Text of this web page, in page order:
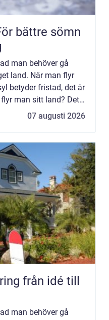
bättre sömn
man behöver gå
land. När man flyr
betyder fristad, det är
man sitt land? Det
Som krig, läggning...
07 augusti 2026
till
man behöver gå